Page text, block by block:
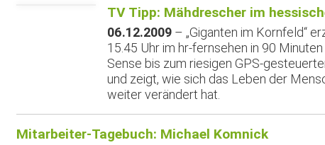
TV Tipp: Mähdrescher im
06.12.2009 – „Giganten im Kornfeld“
15.45 Uhr im hr-fernsehen in 90
Sense bis zum riesigen GPS-
und zeigt, wie sich das Leben der
weiter verändert hat.
Mitarbeiter-Tagebuch: Michael Komnick